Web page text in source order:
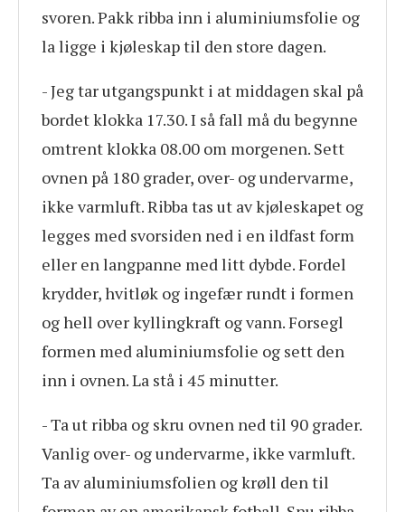
svoren. Pakk ribba inn i aluminiumsfolie og
la ligge i kjøleskap til den store dagen.
- Jeg tar utgangspunkt i at middagen skal på
bordet klokka 17.30. I så fall må du begynne
omtrent klokka 08.00 om morgenen. Sett
ovnen på 180 grader, over- og undervarme,
ikke varmluft. Ribba tas ut av kjøleskapet og
legges med svorsiden ned i en ildfast form
eller en langpanne med litt dybde. Fordel
krydder, hvitløk og ingefær rundt i formen
og hell over kyllingkraft og vann. Forsegl
formen med aluminiumsfolie og sett den
inn i ovnen. La stå i 45 minutter.
- Ta ut ribba og skru ovnen ned til 90 grader.
Vanlig over- og undervarme, ikke varmluft.
Ta av aluminiumsfolien og krøll den til